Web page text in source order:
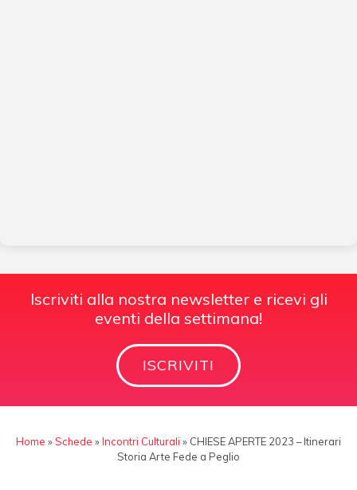
Iscriviti alla nostra newsletter e ricevi gli
eventi della settimana!
ISCRIVITI
Home »Schede »Incontri Culturali » CHIESE APERTE 2023 – Itinerari
Storia Arte Fede a Peglio